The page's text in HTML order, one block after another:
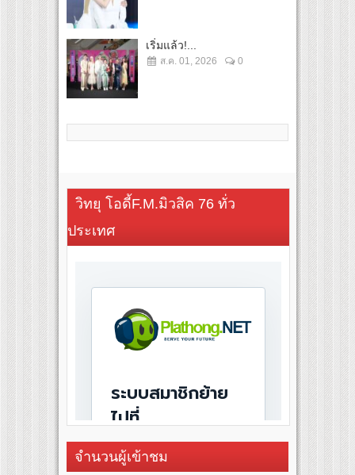
เริ่มแล้ว!...
ส.ค. 01, 2026 0
วิทยุ โอดี้F.M.มิวสิค 76 ทั่ว
ประเทศ
จำนวนผู้เข้าชม